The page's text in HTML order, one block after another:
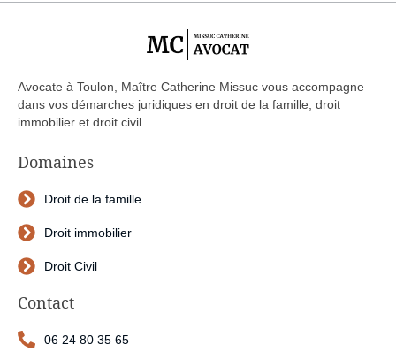
Avocate à Toulon, Maître Catherine Missuc vous accompagne
dans vos démarches juridiques en droit de la famille, droit
immobilier et droit civil.
Domaines
Droit de la famille
Droit immobilier
Droit Civil
Contact
06 24 80 35 65